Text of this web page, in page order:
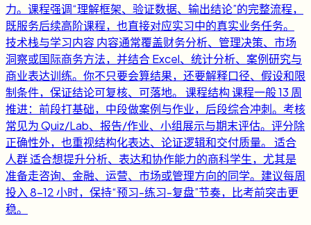
力。课程强调“理解框架、验证数据、输出结论”的完整流程，
既服务后续高阶课程，也直接对应实习中的真实业务任务。
技术栈与学习内容 内容通常覆盖财务分析、管理决策、市场
洞察或国际商务方法，并结合 Excel、统计分析、案例研究与
商业表达训练。你不只要会算结果，还要解释口径、假设和限
制条件，保证结论可复核、可落地。 课程结构 课程一般 13 周
推进：前段打基础，中段做案例与作业，后段综合冲刺。考核
常见为 Quiz/Lab、报告/作业、小组展示与期末评估。评分除
正确性外，也重视结构化表达、论证逻辑和交付质量。 适合
人群 适合想提升分析、表达和协作能力的商科学生，尤其是
准备走咨询、金融、运营、市场或管理方向的同学。建议每周
投入 8-12 小时，保持“预习-练习-复盘”节奏，比考前突击更
稳。